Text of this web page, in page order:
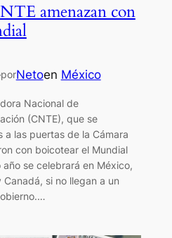
amenazan con
porNetoen México
Nacional de
(CNTE), que se
a las puertas de la Cámara
con boicotear el Mundial
se celebrará en México,
si no llegan a un